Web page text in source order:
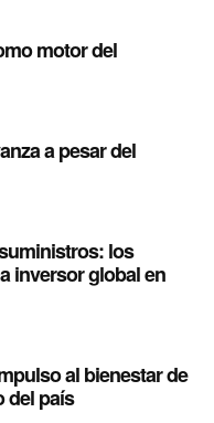
motor del
a pesar del
los
inversor global en
al bienestar de
del país